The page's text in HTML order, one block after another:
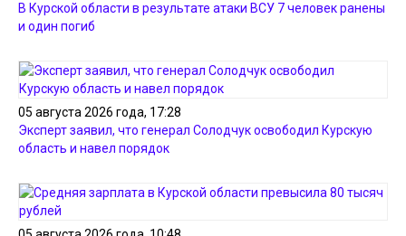
В Курской области в результате атаки ВСУ 7 человек ранены
и один погиб
05 августа 2026 года, 17:28
Эксперт заявил, что генерал Солодчук освободил Курскую
область и навел порядок